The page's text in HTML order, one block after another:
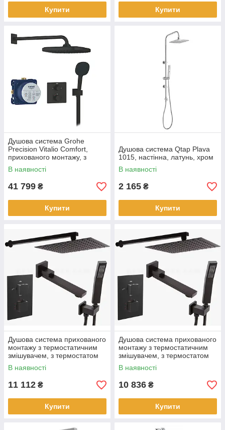
Купити Купити
Душова система Grohe
Precision Vitalio Comfort,
прихованого монтажу, з
термостатом, латунь, чорний
матовий
В наявності
41 799 ₴
Купити
Душова система Qtap Plava
1015, настінна, латунь, хром
В наявності
2 165 ₴
Купити
Душова система прихованого
монтажу з термостатичним
змішувачем, з термостатом
KT03
В наявності
11 112 ₴
Купити
Душова система прихованого
монтажу з термостатичним
змішувачем, з термостатом
KT02
В наявності
10 836 ₴
Купити